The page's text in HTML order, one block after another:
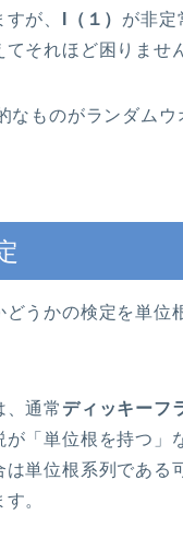
が、
I（１） が非定
それほど困りませ
なものがランダムウ
うかの検定を単位
、通常 ディッキーフ
が「単位根を持つ」
は単位根系列である
。